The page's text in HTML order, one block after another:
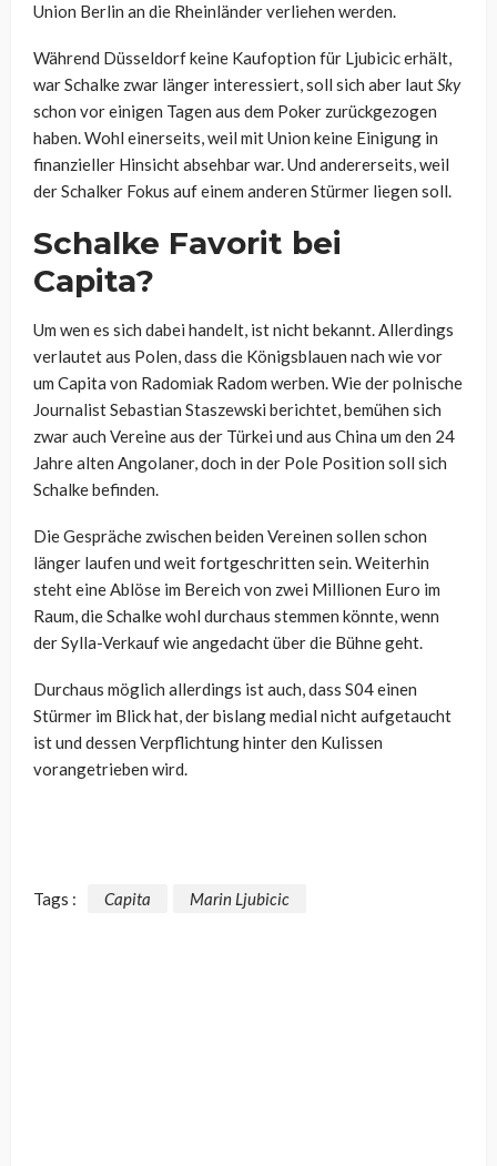
Union Berlin an die Rheinländer verliehen werden.
Während Düsseldorf keine Kaufoption für Ljubicic erhält,
war Schalke zwar länger interessiert, soll sich aber lautSky
schon vor einigen Tagen aus dem Poker zurückgezogen
haben. Wohl einerseits, weil mit Union keine Einigung in
finanzieller Hinsicht absehbar war. Und andererseits, weil
der Schalker Fokus auf einem anderen Stürmer liegen soll.
Schalke Favorit bei
Capita?
Um wen es sich dabei handelt, ist nicht bekannt. Allerdings
verlautet aus Polen, dass die Königsblauen nach wie vor
um Capita von Radomiak Radom werben. Wie der polnische
Journalist Sebastian Staszewski berichtet, bemühen sich
zwar auch Vereine aus der Türkei und aus China um den 24
Jahre alten Angolaner, doch in der Pole Position soll sich
Schalke befinden.
Die Gespräche zwischen beiden Vereinen sollen schon
länger laufen und weit fortgeschritten sein. Weiterhin
steht eine Ablöse im Bereich von zwei Millionen Euro im
Raum, die Schalke wohl durchaus stemmen könnte, wenn
der Sylla-Verkauf wie angedacht über die Bühne geht.
Durchaus möglich allerdings ist auch, dass S04 einen
Stürmer im Blick hat, der bislang medial nicht aufgetaucht
ist und dessen Verpflichtung hinter den Kulissen
vorangetrieben wird.
Tags : Capita Marin Ljubicic